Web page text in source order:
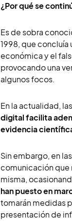
¿Por qué se
Es de sobra
1998, que concluía
económica y el
provocando una
algunos focos.
En la actualidad, las
digital facilita
evidencia
Sin embargo, en
comunicación que
misma,
han puesto en
tomarán medidas
presentación de